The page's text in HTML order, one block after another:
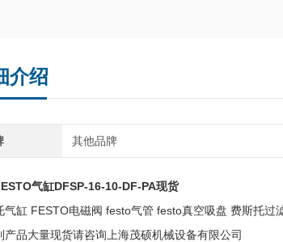
介绍
其他品牌
气缸DFSP-16-10-DF-PA现货
气缸 FESTO电磁阀 festo气管 festo真空吸盘 费斯托过
产品大量现货请咨询上海茂硕机械设备有限公司